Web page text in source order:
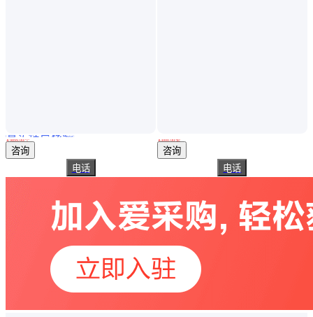
YSI ProSwap Logger单端口温度/深度水质仪用于实时监测
真实性已核验
￥9899.00/个
江苏苏州
咨询
电话
￥3000 .00/套
广东深圳
咨询
电话